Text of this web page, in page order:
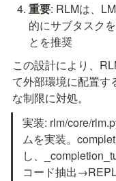
重要: RLMは、
的にサブタスク
とを推奨
この設計により、
て外部環境に配置す
な制限に対処。
実装: rlm/core/
ムを実装。
し、
コード抽出→REPL